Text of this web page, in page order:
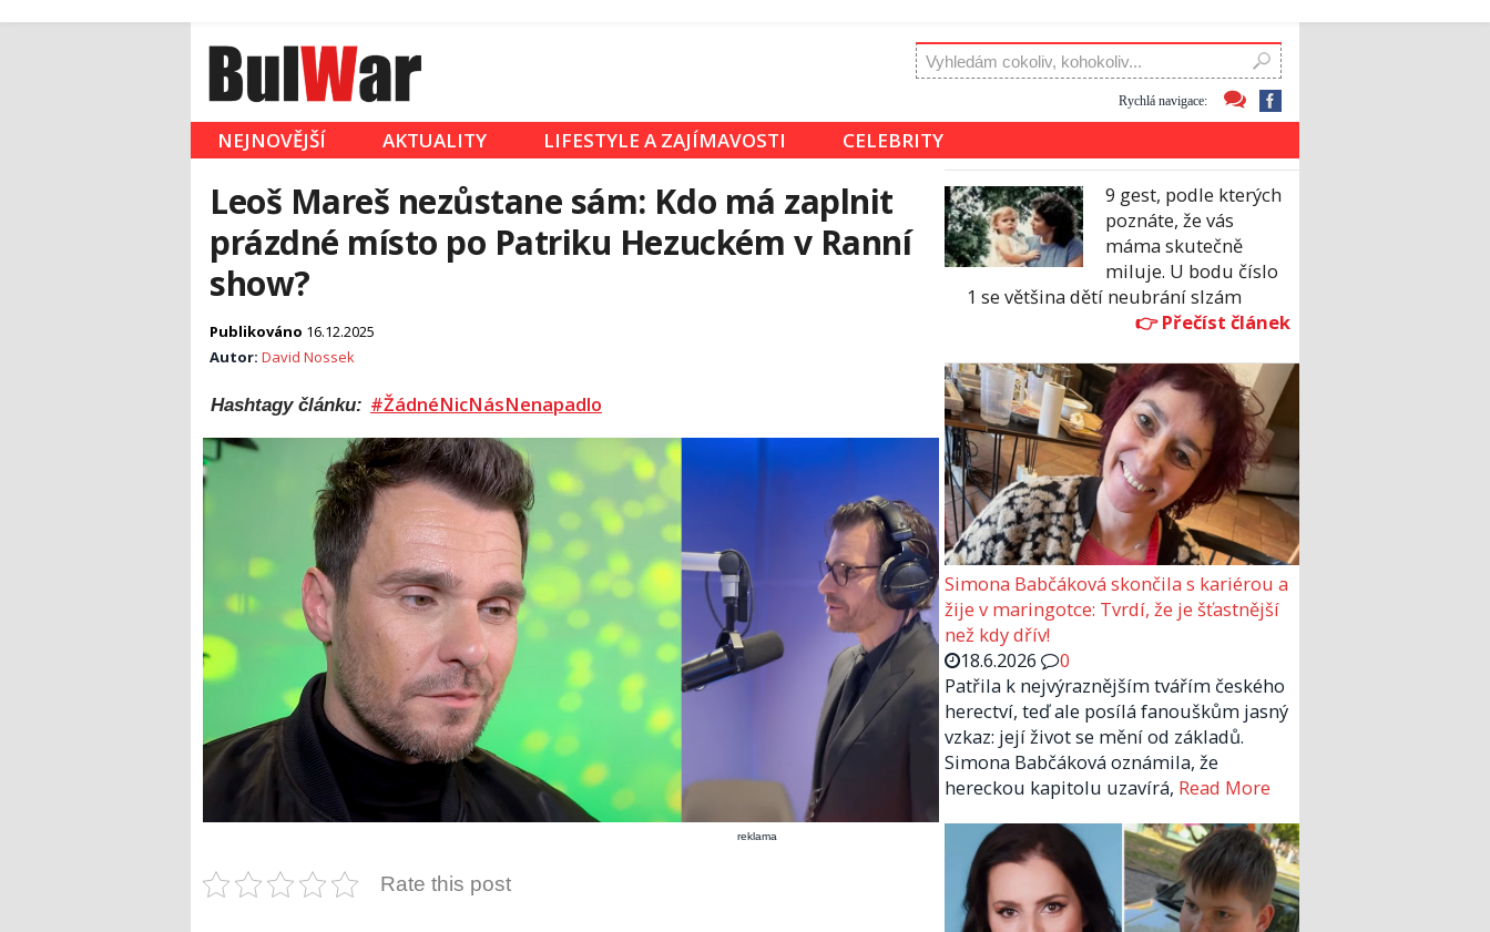
Rychlá navigace:
NEJNOVĚJŠÍ AKTUALITY LIFESTYLE A ZAJÍMAVOSTI CELEBRITY
Leoš Mareš nezůstane sám: Kdo má zaplnit
prázdné místo po Patriku Hezuckém v Ranní
show?
Publikováno 16.12.2025
Autor: David Nossek
Hashtagy článku: #ŽádnéNicNásNenapadlo
reklama
Rate this post
9 gest, podle kterých
poznáte, že vás
máma skutečně
miluje. U bodu číslo
1 se většina dětí neubrání slzám
Simona Babčáková skončila s kariérou a
žije v maringotce: Tvrdí, že je šťastnější
než kdy dřív!
18.6.2026
0
Patřila k nejvýraznějším tvářím českého
herectví, teď ale posílá fanouškům jasný
vzkaz: její život se mění od základů.
Simona Babčáková oznámila, že
hereckou kapitolu uzavírá, Read More